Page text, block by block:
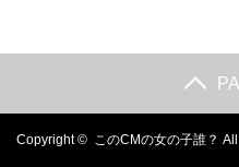
Copyright © このCMの女の子誰？